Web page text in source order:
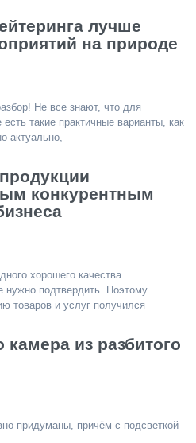
лучше
на природе
Не все знают, что для
такие практичные варианты, как
актуально,
конкурентным
хорошего качества
нужно подтвердить. Поэтому
товаров и услуг получился
из разбитого
придуманы, причём с подсветкой